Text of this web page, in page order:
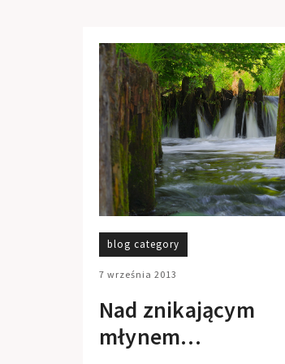
blog category
7 września 2013
Nad znikającym
młynem…